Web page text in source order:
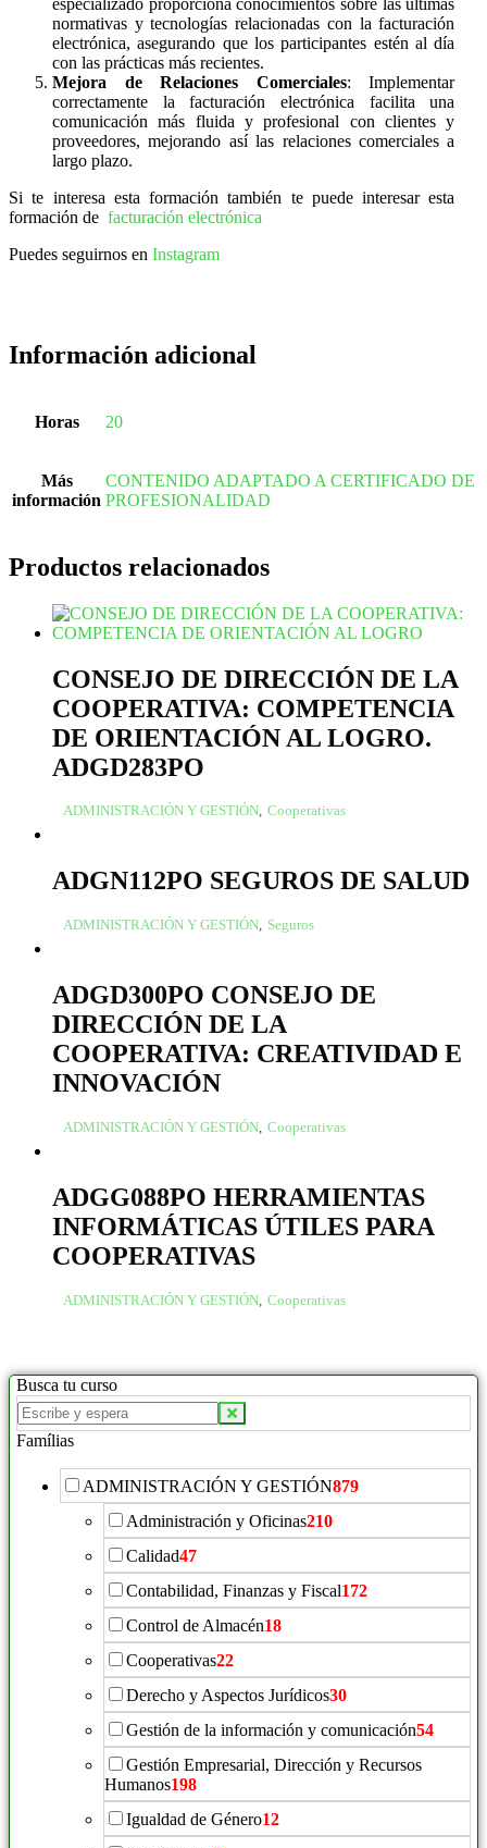
especializado proporciona conocimientos sobre las últimas
normativas y tecnologías relacionadas con la facturación
electrónica, asegurando que los participantes estén al día
con las prácticas más recientes.
Mejora de Relaciones Comerciales: Implementar
correctamente la facturación electrónica facilita una
comunicación más fluida y profesional con clientes y
proveedores, mejorando así las relaciones comerciales a
largo plazo.
Si te interesa esta formación también te puede interesar esta
formación de facturación electrónica
Puedes seguirnos en Instagram
Información adicional
Horas 20
Más
información
CONTENIDO ADAPTADO A CERTIFICADO DE
PROFESIONALIDAD
Productos relacionados
CONSEJO DE DIRECCIÓN DE LA
COOPERATIVA: COMPETENCIA
DE ORIENTACIÓN AL LOGRO.
ADGD283PO
ADMINISTRACIÓN Y GESTIÓN, Cooperativas
ADGN112PO SEGUROS DE SALUD
ADMINISTRACIÓN Y GESTIÓN, Seguros
ADGD300PO CONSEJO DE
DIRECCIÓN DE LA
COOPERATIVA: CREATIVIDAD E
INNOVACIÓN
ADMINISTRACIÓN Y GESTIÓN, Cooperativas
ADGG088PO HERRAMIENTAS
INFORMÁTICAS ÚTILES PARA
COOPERATIVAS
ADMINISTRACIÓN Y GESTIÓN, Cooperativas
Busca tu curso
Famílias
ADMINISTRACIÓN Y GESTIÓN879
Administración y Oficinas210
Calidad47
Contabilidad, Finanzas y Fiscal172
Control de Almacén18
Cooperativas22
Derecho y Aspectos Jurídicos30
Gestión de la información y comunicación54
Gestión Empresarial, Dirección y Recursos
Humanos198
Igualdad de Género12